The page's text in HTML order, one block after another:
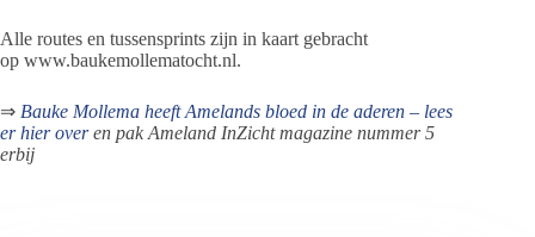
Alle routes en tussensprints zijn in kaart gebracht
op www.baukemollematocht.nl.
⇒ Bauke Mollema heeft Amelands bloed in de aderen – lees
er hier overen pak Ameland InZicht magazine nummer 5
erbij